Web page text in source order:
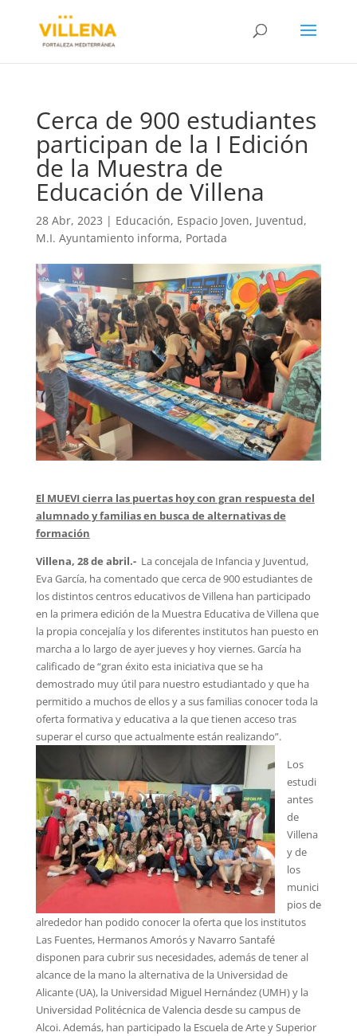
Cerca de 900 estudiantes
participan de la I Edición
de la Muestra de
Educación de Villena
28 Abr, 2023 | Educación, Espacio Joven, Juventud,
M.I. Ayuntamiento informa, Portada
El MUEVI cierra las puertas hoy con gran respuesta del
alumnado y familias en busca de alternativas de
formación
Villena, 28 de abril.- La concejala de Infancia y Juventud,
Eva García, ha comentado que cerca de 900 estudiantes de
los distintos centros educativos de Villena han participado
en la primera edición de la Muestra Educativa de Villena que
la propia concejalía y los diferentes institutos han puesto en
marcha a lo largo de ayer jueves y hoy viernes. García ha
calificado de “gran éxito esta iniciativa que se ha
demostrado muy útil para nuestro estudiantado y que ha
permitido a muchos de ellos y a sus familias conocer toda la
oferta formativa y educativa a la que tienen acceso tras
superar el curso que actualmente están realizando”.
Los
estudi
antes
de
Villena
y de
los
munici
pios de
alrededor han podido conocer la oferta que los institutos
Las Fuentes, Hermanos Amorós y Navarro Santafé
disponen para cubrir sus necesidades, además de tener al
alcance de la mano la alternativa de la Universidad de
Alicante (UA), la Universidad Miguel Hernández (UMH) y la
Universidad Politécnica de Valencia desde su campus de
Alcoi. Además, han participado la Escuela de Arte y Superior